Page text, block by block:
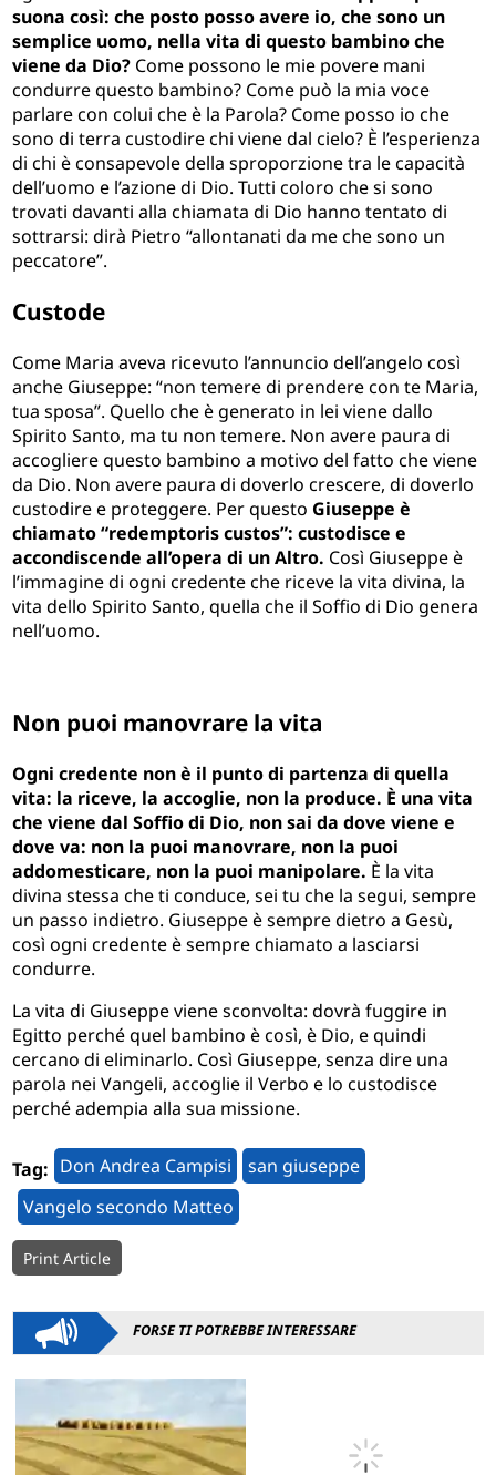
suona così: che posto posso avere io, che sono un
semplice uomo, nella vita di questo bambino che
viene da Dio? Come possono le mie povere mani
condurre questo bambino? Come può la mia voce
parlare con colui che è la Parola? Come posso io che
sono di terra custodire chi viene dal cielo? È l’esperienza
di chi è consapevole della sproporzione tra le capacità
dell’uomo e l’azione di Dio. Tutti coloro che si sono
trovati davanti alla chiamata di Dio hanno tentato di
sottrarsi: dirà Pietro “allontanati da me che sono un
peccatore”.
Custode
Come Maria aveva ricevuto l’annuncio dell’angelo così
anche Giuseppe: “non temere di prendere con te Maria,
tua sposa”. Quello che è generato in lei viene dallo
Spirito Santo, ma tu non temere. Non avere paura di
accogliere questo bambino a motivo del fatto che viene
da Dio. Non avere paura di doverlo crescere, di doverlo
custodire e proteggere. Per questo Giuseppe è
chiamato “redemptoris custos”: custodisce e
accondiscende all’opera di un Altro. Così Giuseppe è
l’immagine di ogni credente che riceve la vita divina, la
vita dello Spirito Santo, quella che il Soffio di Dio genera
nell’uomo.
Non puoi manovrare la vita
Ogni credente non è il punto di partenza di quella
vita: la riceve, la accoglie, non la produce. È una vita
che viene dal Soffio di Dio, non sai da dove viene e
dove va: non la puoi manovrare, non la puoi
addomesticare, non la puoi manipolare. È la vita
divina stessa che ti conduce, sei tu che la segui, sempre
un passo indietro. Giuseppe è sempre dietro a Gesù,
così ogni credente è sempre chiamato a lasciarsi
condurre.
La vita di Giuseppe viene sconvolta: dovrà fuggire in
Egitto perché quel bambino è così, è Dio, e quindi
cercano di eliminarlo. Così Giuseppe, senza dire una
parola nei Vangeli, accoglie il Verbo e lo custodisce
perché adempia alla sua missione.
Tag: Don Andrea Campisi
san giuseppe
Vangelo secondo Matteo
Print Article
FORSE TI POTREBBE INTERESSARE